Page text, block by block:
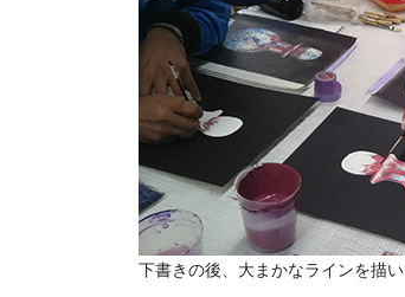
下書きの後、大まかなラインを描